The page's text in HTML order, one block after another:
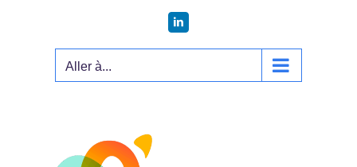
LinkedIn
Aller à...